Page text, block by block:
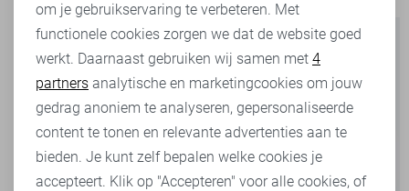
Personalisatie cookies
Analytische cookies
Marketing cookies
om je gebruikservaring te verbeteren. Met
functionele cookies zorgen we dat de website goed
werkt. Daarnaast gebruiken wij samen met 4
partners analytische en marketingcookies om jouw
gedrag anoniem te analyseren, gepersonaliseerde
content te tonen en relevante advertenties aan te
bieden. Je kunt zelf bepalen welke cookies je
accepteert. Klik op "Accepteren" voor alle cookies, of